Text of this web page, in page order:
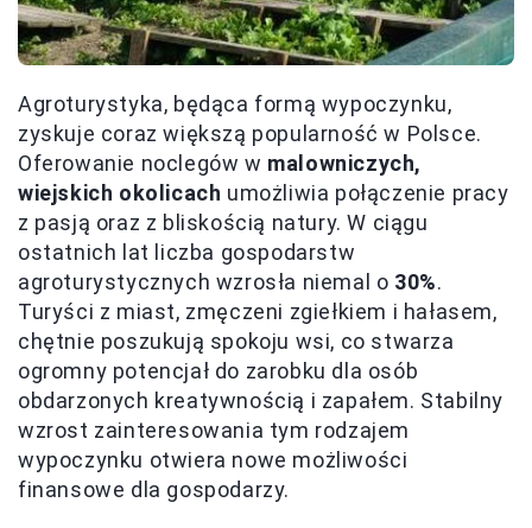
Agroturystyka, będąca formą wypoczynku,
zyskuje coraz większą popularność w Polsce.
Oferowanie noclegów w malowniczych,
wiejskich okolicach umożliwia połączenie pracy
z pasją oraz z bliskością natury. W ciągu
ostatnich lat liczba gospodarstw
agroturystycznych wzrosła niemal o 30%.
Turyści z miast, zmęczeni zgiełkiem i hałasem,
chętnie poszukują spokoju wsi, co stwarza
ogromny potencjał do zarobku dla osób
obdarzonych kreatywnością i zapałem. Stabilny
wzrost zainteresowania tym rodzajem
wypoczynku otwiera nowe możliwości
finansowe dla gospodarzy.